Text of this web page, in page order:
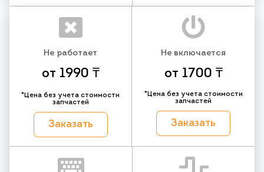
Не работает
от 1990 ₸
*Цена без учета стоимости
запчастей
Заказать
Не включается
от 1700 ₸
*Цена без учета стоимости
запчастей
Заказать